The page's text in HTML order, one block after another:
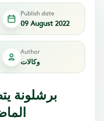
Publish date
09 August 2022
Author
وكالات
برشلونة